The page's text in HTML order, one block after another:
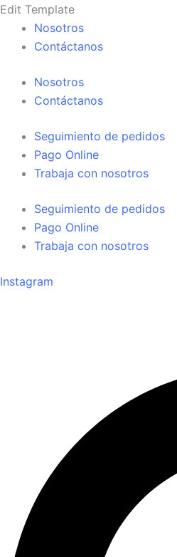
Ir
contenido
Edit Template
Nosotros
Contáctanos
Nosotros
Contáctanos
Seguimiento de pedidos
Pago Online
Trabaja con nosotros
Seguimiento de pedidos
Pago Online
Trabaja con nosotros
Instagram
Búsqueda
productos
Búsqueda
productos